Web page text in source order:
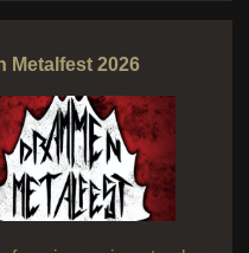
Metalfest 2026